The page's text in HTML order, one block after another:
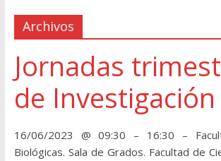
Archivos
Jornadas
de Investigación
16/06/2023 @ 09:30 – 16:30 –
Biológicas. Sala de Grados. Facultad de